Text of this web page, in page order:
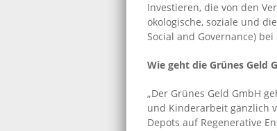
Investieren, die von den
ökologische, soziale und
Social and Governance)
Wie geht die Grünes Geld
„Der Grünes Geld GmbH
und Kinderarbeit gänzlich
Depots auf Regenerative